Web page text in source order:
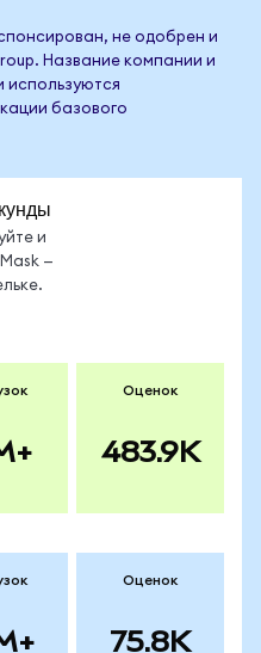
не одобрен и
Название компании и
используются
базового
и
—
Оценок
483.9K
Оценок
75.8K